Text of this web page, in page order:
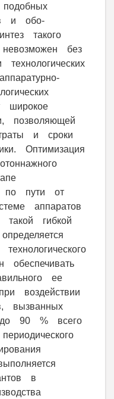
и обо-
такого
невозможен без
широкое
позволяющей
и сроки
Оптимизация
по пути от
аппаратов
гибкой
обеспечивать
ее
воздействии
вызванных
90 % всего
в